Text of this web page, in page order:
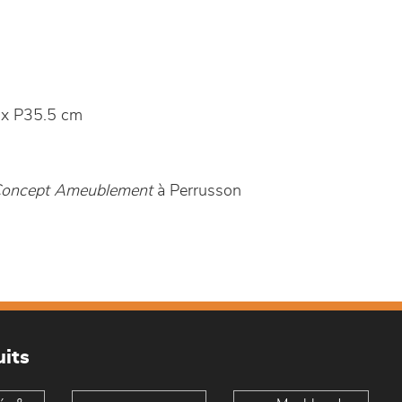
P35.5 cm
Ameublement à Perrusson